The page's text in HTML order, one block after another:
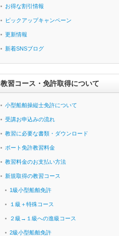
お得な割引情報
ピックアップキャンペーン
更新情報
新着SNSブログ
教習コース・免許取得について
小型船舶操縦士免許について
受講お申込みの流れ
教習に必要な書類・ダウンロード
ボート免許教習料金
教習料金のお支払い方法
新規取得の教習コース
1級小型船舶免許
１級＋特殊コース
２級→１級への進級コース
2級小型船舶免許